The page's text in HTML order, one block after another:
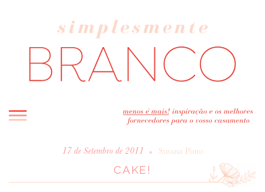
INICIO
BLOG
17 de Setembro de 2011 • Susana Pinto
CAKE!